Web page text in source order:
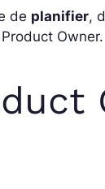
de planifier,
Owner.